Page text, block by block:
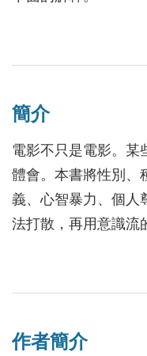
「意識流」一詞，
而更從角色主觀心理
色的意識而「流動」
者習以為常的閱讀習
觀的文體，但卻是作
意識流動乍看起來也
實並不儘然，而是作
來。
另一個特色就是突出
簡介
電影不只是電影。某
體會。本書將性別、
義、心智暴力、個人
法打散，再用意識流
字，體現一個現代
美感的「意識流散文
「座位」也很特別，
作者簡介